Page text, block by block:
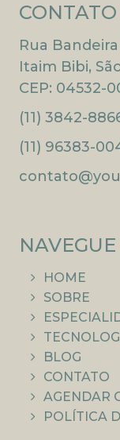
CONTATO
Rua
Itaim Bibi,
CEP: 04532-
(11) 3842-
(11) 96383-
HOME
SOBRE
BLOG
CONTATO
AGENDAR
POLÍTICA